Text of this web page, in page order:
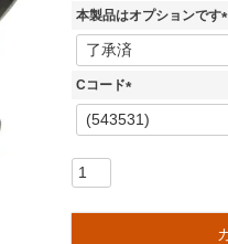
須
本製品はオプションです
(
Cコード
(
必